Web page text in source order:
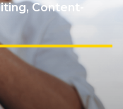
Content-